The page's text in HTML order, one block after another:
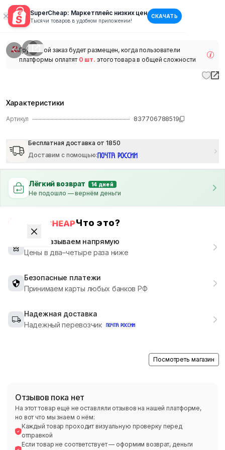
SuperCheap: Маркетплейс низких цен
Тысячи товаров в удобном приложении!
СКАЧАТЬ
1/
Групповой заказ будет размещен, когда пользователи
платформы оплатят 0 шт. этого товара в общей сложности
Характеристики
Артикул 837706788519
Бесплатная доставка от 1850
Доставим с помощью:
Лёгкий возврат 14 дней
Не подошло — вернём деньги
Что это?
Мы заказываем напрямую
Цены в два–четыре раза ниже
Безопасные платежи
Принимаем карты любых банков РФ
Надежная доставка
Надежный перевозчик
Посмотреть магазин
Отзывов пока нет
На этот товар ещё не оставляли отзывов на нашей платформе,
но вот что мы знаем о нём:
Каждый товар проходит визуальную проверку перед
отправкой
Если товар не соответствует — оформим возврат, деньги